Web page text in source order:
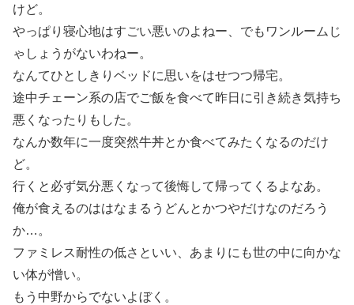
けど。
やっぱり寝心地はすごい悪いのよねー、でもワンルームじ
ゃしょうがないわねー。
なんてひとしきりベッドに思いをはせつつ帰宅。
途中チェーン系の店でご飯を食べて昨日に引き続き気持ち
悪くなったりもした。
なんか数年に一度突然牛丼とか食べてみたくなるのだけ
ど。
行くと必ず気分悪くなって後悔して帰ってくるよなあ。
俺が食えるのははなまるうどんとかつやだけなのだろう
か…。
ファミレス耐性の低さといい、あまりにも世の中に向かな
い体が憎い。
もう中野からでないよぼく。